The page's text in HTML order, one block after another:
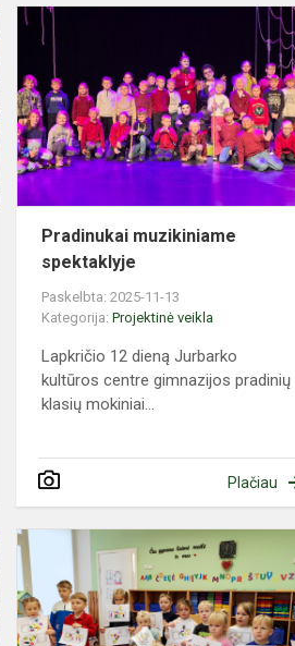
tema
Pradinukai muzikiniame
spektaklyje
Paskelbta: 2025-11-13
Kategorija:Projektinė veikla
Lapkričio 12 dieną Jurbarko
kultūros centre gimnazijos pradinių
klasių mokiniai...
Plačiau